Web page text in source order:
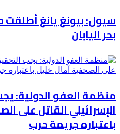
سيول: بيونغ يانغ أطلقت
بحر اليابان
منظمة العفو الدولية:
الإسرائيلي القاتل على
باعتباره جريمة حرب